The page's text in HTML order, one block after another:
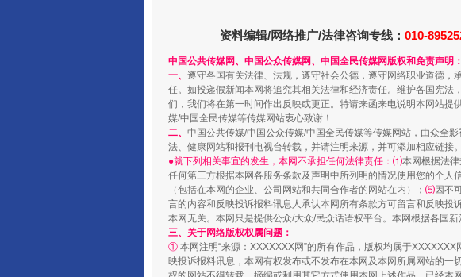
揭开“小金库”的免责幌子
资料编辑/网络推广/法律咨询专线： 010-
中国公共传媒网、中国公众传媒网、中国全民传媒网版权和免责声明：
一、 遵守各国有关法律、法规，遵守社会公德，遵守网络职业道德
任。如投递假新闻本网将追究其相关法律和经济责任。维护各国宪
们，我们将在第一时间作出反映或更正。特请来函来电说明本网站
媒/中国全民传媒等传媒网站衷心致谢！
二、 中国公共传媒/中国公众传媒/中国全民传媒等传媒网站，由众全
法、健康网站和报刊电视台转载，并请注明来源，并可添加相应链接。
●就下列相关事宜的发生，本网不承担任何法律责任：⑴本网根据法
任何第三方根据本网各服务条款及声明中所列明的情况使用您的个人
（包括在本网的企业、公司网站和共同合作者的网站在内）； ⑸因不
言的内容和反映投诉报料讯息人承认本网所有条款方可留言和反映
本网无关。本网只是提供公众/大众/民众话语权平台。本网根据各国
三、关于网络版权权属问题：
① 本网注明“来源：XXXXXXX网”的所有作品，版权均属于
映投诉报料讯息，本网有权发布或不发布在本网及本网所属网站的